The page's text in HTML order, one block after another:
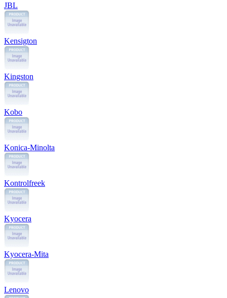
JBL
Kensigton
Kingston
Kobo
Konica-Minolta
Kontrolfreek
Kyocera
Kyocera-Mita
Lenovo